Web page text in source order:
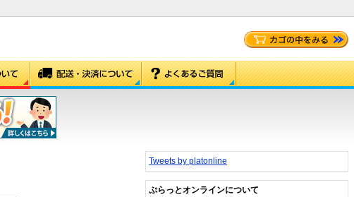
Tweets by platonline
ぷらっとオンラインについて